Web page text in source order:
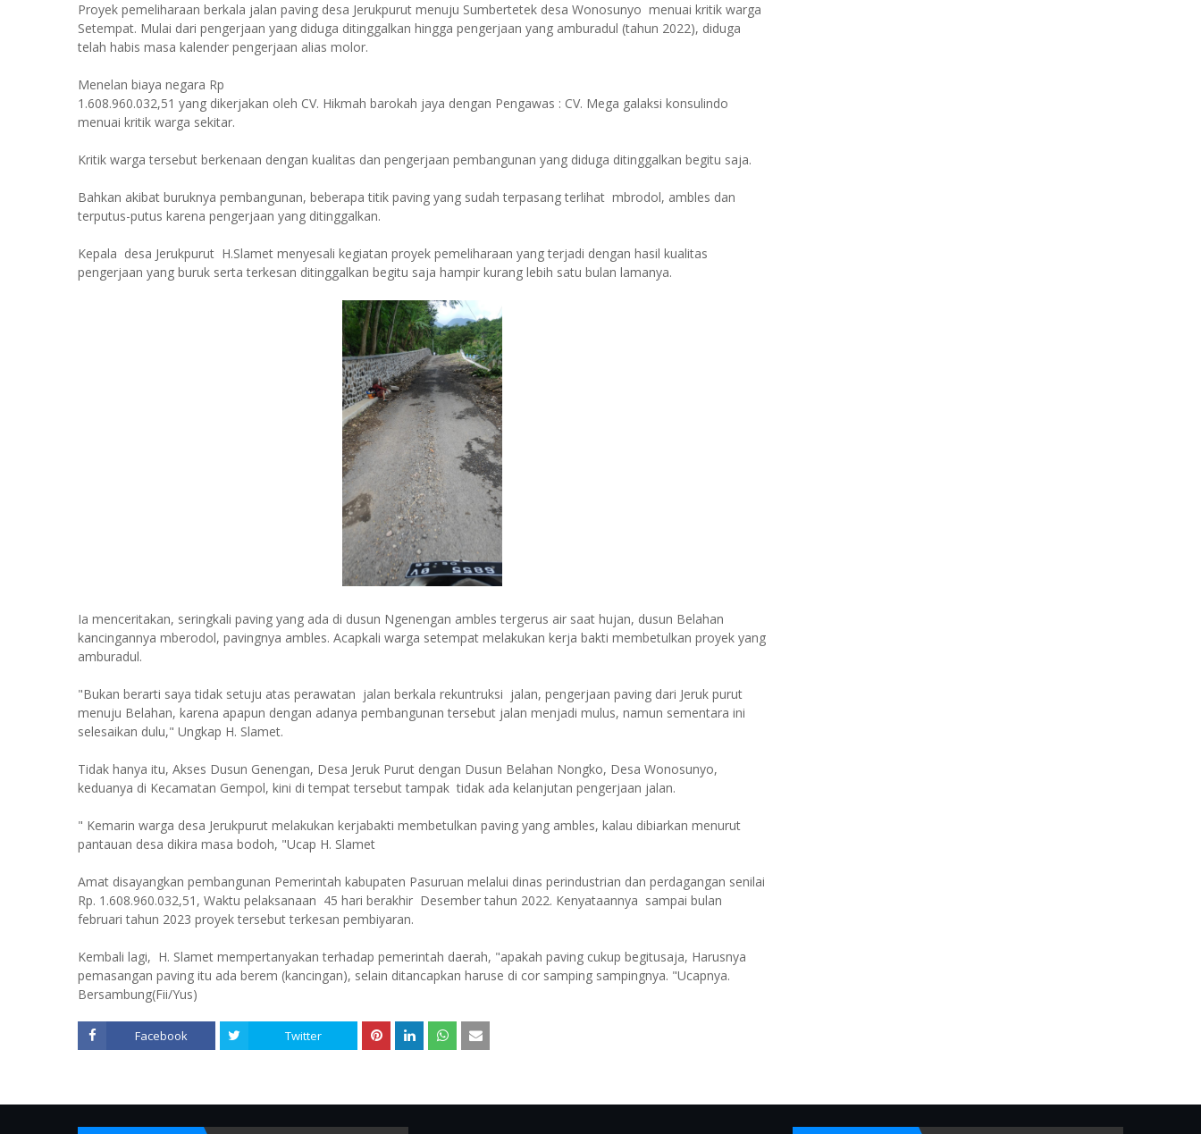
Proyek pemeliharaan berkala jalan paving desa Jerukpurut menuju Sumbertetek desa Wonosunyo menuai kritik warga
Setempat. Mulai dari pengerjaan yang diduga ditinggalkan hingga pengerjaan yang amburadul (tahun 2022), diduga
telah habis masa kalender pengerjaan alias molor.
Menelan biaya negara Rp
1.608.960.032,51 yang dikerjakan oleh CV. Hikmah barokah jaya dengan Pengawas : CV. Mega galaksi konsulindo
menuai kritik warga sekitar.
Kritik warga tersebut berkenaan dengan kualitas dan pengerjaan pembangunan yang diduga ditinggalkan begitu saja.
Bahkan akibat buruknya pembangunan, beberapa titik paving yang sudah terpasang terlihat mbrodol, ambles dan
terputus-putus karena pengerjaan yang ditinggalkan.
Kepala desa Jerukpurut H.Slamet menyesali kegiatan proyek pemeliharaan yang terjadi dengan hasil kualitas
pengerjaan yang buruk serta terkesan ditinggalkan begitu saja hampir kurang lebih satu bulan lamanya.
Ia menceritakan, seringkali paving yang ada di dusun Ngenengan ambles tergerus air saat hujan, dusun Belahan
kancingannya mberodol, pavingnya ambles. Acapkali warga setempat melakukan kerja bakti membetulkan proyek yang
amburadul.
"Bukan berarti saya tidak setuju atas perawatan jalan berkala rekuntruksi jalan, pengerjaan paving dari Jeruk purut
menuju Belahan, karena apapun dengan adanya pembangunan tersebut jalan menjadi mulus, namun sementara ini
selesaikan dulu," Ungkap H. Slamet.
Tidak hanya itu, Akses Dusun Genengan, Desa Jeruk Purut dengan Dusun Belahan Nongko, Desa Wonosunyo,
keduanya di Kecamatan Gempol, kini di tempat tersebut tampak tidak ada kelanjutan pengerjaan jalan.
" Kemarin warga desa Jerukpurut melakukan kerjabakti membetulkan paving yang ambles, kalau dibiarkan menurut
pantauan desa dikira masa bodoh, "Ucap H. Slamet
Amat disayangkan pembangunan Pemerintah kabupaten Pasuruan melalui dinas perindustrian dan perdagangan senilai
Rp. 1.608.960.032,51, Waktu pelaksanaan 45 hari berakhir Desember tahun 2022. Kenyataannya sampai bulan
februari tahun 2023 proyek tersebut terkesan pembiyaran.
Kembali lagi, H. Slamet mempertanyakan terhadap pemerintah daerah, "apakah paving cukup begitusaja, Harusnya
pemasangan paving itu ada berem (kancingan), selain ditancapkan haruse di cor samping sampingnya. "Ucapnya.
Bersambung(Fii/Yus)
Facebook Twitter